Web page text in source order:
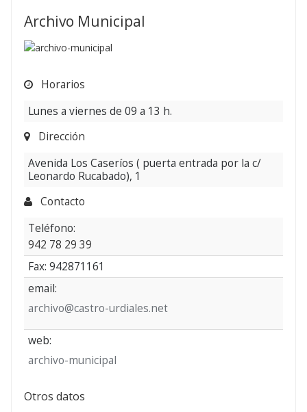
Actas
Archivo Municipal
Horarios
Lunes a viernes de 09 a 13 h.
Dirección
Avenida Los Caseríos ( puerta entrada por la c/
Leonardo Rucabado), 1
Contacto
Teléfono:
942 78 29 39
Fax: 942871161
email:
archivo@castro-urdiales.net
web:
archivo-municipal
Otros datos